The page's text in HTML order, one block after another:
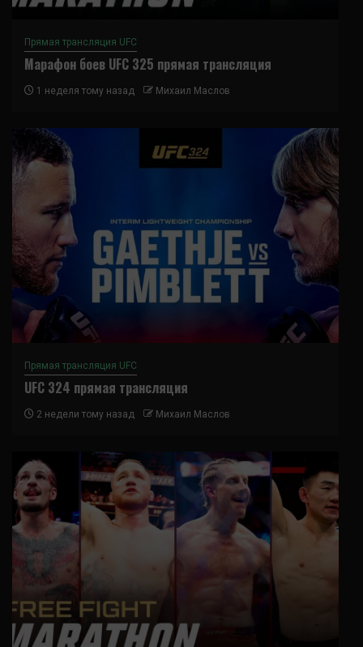
Прямая трансляция UFC
Марафон боев UFC 325 прямая трансляция
1 неделя тому назад Михаил Маслов
Прямая трансляция UFC
UFC 324 прямая трансляция
2 недели тому назад Михаил Маслов